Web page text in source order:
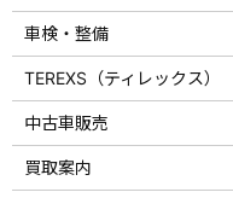
車検・整備
TEREXS（ティレックス）
中古車販売
買取案内